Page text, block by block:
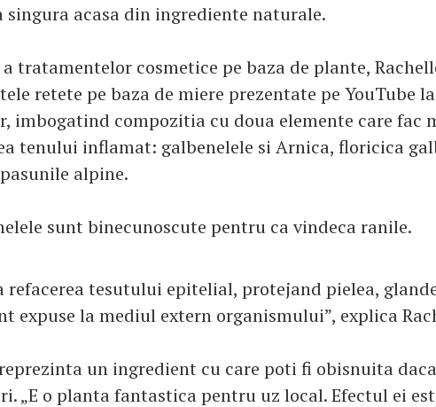
singura acasa din ingrediente naturale.
tratamentelor cosmetice pe baza de plante,
retete pe baza de miere prezentate pe YouTube
imbogatind compozitia cu doua elemente care fac
tenului inflamat: galbenelele si Arnica, floricica
alpine.
sunt binecunoscute pentru ca vindeca ranile.
refacerea tesutului epitelial, protejand pielea,
expuse la mediul extern organismului”, explica
un ingredient cu care poti fi obisnuita
„E o planta fantastica pentru uz local. Efectul ei